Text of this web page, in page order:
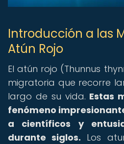
Introducción a las
Atún Rojo
El atún rojo (Thunnus
migratoria que recorre
largo de su vida. Estas
fenómeno
a científicos y
durante siglos. Los